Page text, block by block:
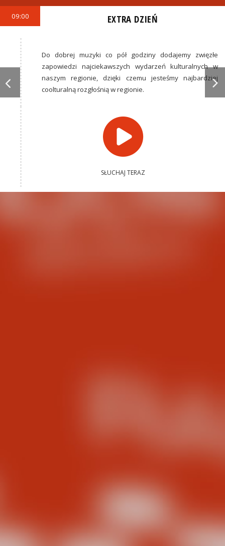
09:00 EXTRA DZIEŃ
Do dobrej muzyki co pół godziny dodajemy zwięzłe
zapowiedzi najciekawszych wydarzeń kulturalnych w
naszym regionie, dzięki czemu jesteśmy najbardziej
coolturalną rozgłośnią w regionie.
SŁUCHAJ TERAZ